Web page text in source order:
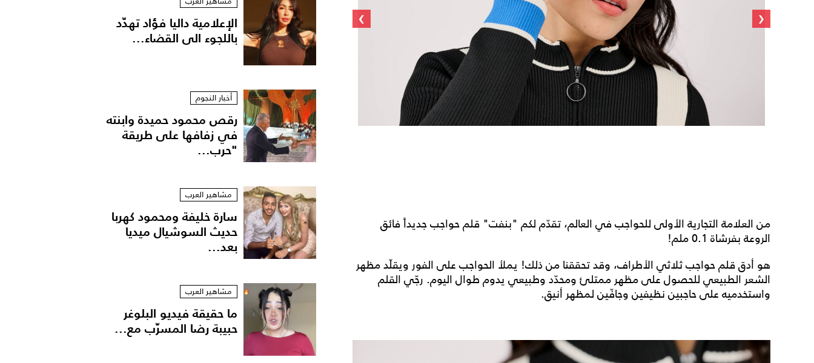
‹
›
من العلامة التجارية الأولى للحواجب في العالم، تقدّم لكم "بنفت" قلم حواجب جديداً فائق
الروعة بفرشاة 0.1 ملم!
هو أدق قلم حواجب ثلاثي الأطراف، وقد تحققنا من ذلك! يملأ الحواجب على الفور ويقلّد مظهر
الشعر الطبيعي للحصول على مظهر ممتلئ ومحدّد وطبيعي يدوم طوال اليوم. رجّي القلم
واستخدميه على حاجبين نظيفين وجافّين لمظهر أنيق.
الإعلامية داليا فؤاد تهدّد
باللجوء الى القضاء...
أخبار النجوم
رقص محمود حميدة وابنته
في زفافها على طريقة
"حرب...
مشاهير العرب
سارة خليفة ومحمود كهربا
حديث السوشيال ميديا
بعد...
مشاهير العرب
ما حقيقة فيديو البلوغر
حبيبة رضا المسرّب مع...